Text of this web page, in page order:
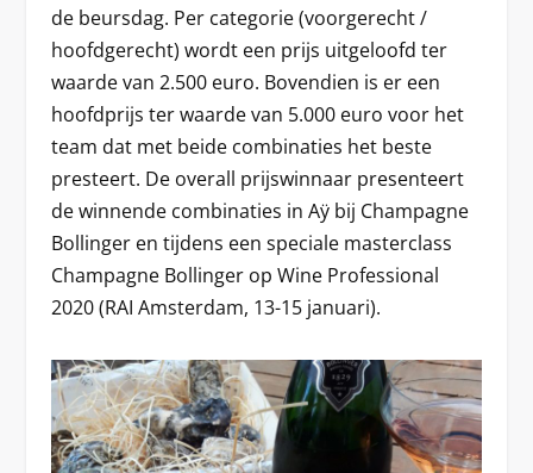
de beursdag. Per categorie (voorgerecht /
hoofdgerecht) wordt een prijs uitgeloofd ter
waarde van 2.500 euro. Bovendien is er een
hoofdprijs ter waarde van 5.000 euro voor het
team dat met beide combinaties het beste
presteert. De overall prijswinnaar presenteert
de winnende combinaties in Aÿ bij Champagne
Bollinger en tijdens een speciale masterclass
Champagne Bollinger op Wine Professional
2020 (RAI Amsterdam, 13-15 januari).